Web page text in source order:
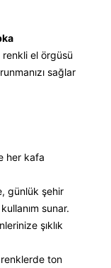
el örgüsü
sağlar
her kafa
günlük şehir
sunar.
şıklık
renklerde ton